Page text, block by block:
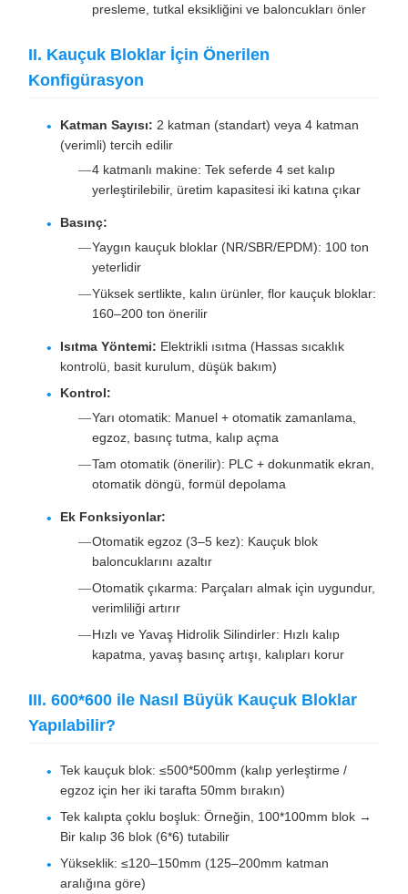
presleme, tutkal eksikliğini ve baloncukları önler
II. Kauçuk Bloklar İçin Önerilen
Konfigürasyon
Katman Sayısı: 2 katman (standart) veya 4 katman
(verimli) tercih edilir
4 katmanlı makine: Tek seferde 4 set kalıp
yerleştirilebilir, üretim kapasitesi iki katına çıkar
Basınç:
Yaygın kauçuk bloklar (NR/SBR/EPDM): 100 ton
yeterlidir
Yüksek sertlikte, kalın ürünler, flor kauçuk bloklar:
160–200 ton önerilir
Isıtma Yöntemi: Elektrikli ısıtma (Hassas sıcaklık
kontrolü, basit kurulum, düşük bakım)
Kontrol:
Yarı otomatik: Manuel + otomatik zamanlama,
egzoz, basınç tutma, kalıp açma
Tam otomatik (önerilir): PLC + dokunmatik ekran,
otomatik döngü, formül depolama
Ek Fonksiyonlar:
Otomatik egzoz (3–5 kez): Kauçuk blok
baloncuklarını azaltır
Otomatik çıkarma: Parçaları almak için uygundur,
verimliliği artırır
Hızlı ve Yavaş Hidrolik Silindirler: Hızlı kalıp
kapatma, yavaş basınç artışı, kalıpları korur
III. 600*600 ile Nasıl Büyük Kauçuk Bloklar
Yapılabilir?
Tek kauçuk blok: ≤500*500mm (kalıp yerleştirme /
egzoz için her iki tarafta 50mm bırakın)
Tek kalıpta çoklu boşluk: Örneğin, 100*100mm blok →
Bir kalıp 36 blok (6*6) tutabilir
Yükseklik: ≤120–150mm (125–200mm katman
aralığına göre)